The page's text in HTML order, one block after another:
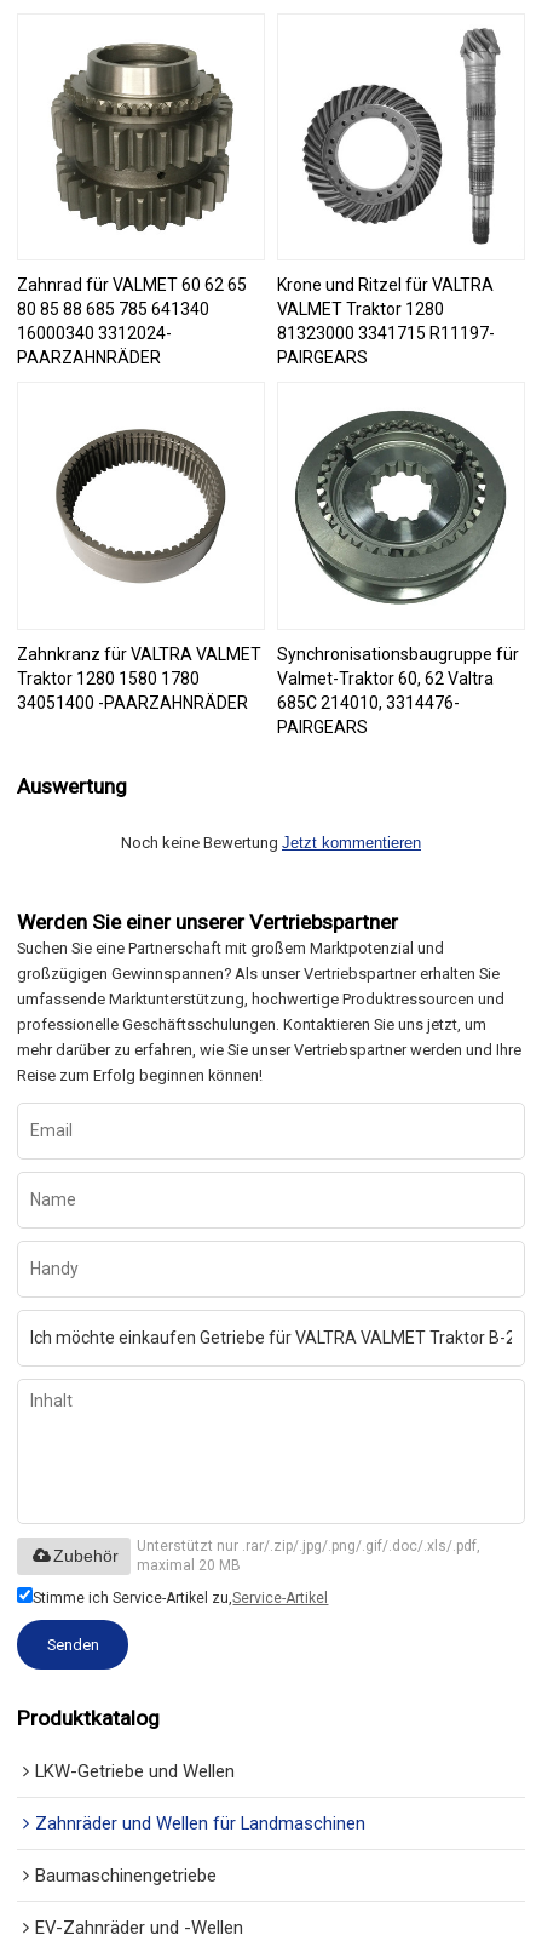
Zahnrad für VALMET 60 62 65
80 85 88 685 785 641340
16000340 3312024-
PAARZAHNRÄDER
Krone und Ritzel für VALTRA
VALMET Traktor 1280
81323000 3341715 R11197-
PAIRGEARS
Zahnkranz für VALTRA VALMET
Traktor 1280 1580 1780
34051400 -PAARZAHNRÄDER
Synchronisationsbaugruppe für
Valmet-Traktor 60, 62 Valtra
685C 214010, 3314476-
PAIRGEARS
Auswertung
Noch keine Bewertung Jetzt kommentieren
Werden Sie einer unserer Vertriebspartner
Suchen Sie eine Partnerschaft mit großem Marktpotenzial und
großzügigen Gewinnspannen? Als unser Vertriebspartner erhalten Sie
umfassende Marktunterstützung, hochwertige Produktressourcen und
professionelle Geschäftsschulungen. Kontaktieren Sie uns jetzt, um
mehr darüber zu erfahren, wie Sie unser Vertriebspartner werden und Ihre
Reise zum Erfolg beginnen können!
Unterstützt nur .rar/.zip/.jpg/.png/.gif/.doc/.xls/.pdf,
maximal 20 MB
Zubehör
Stimme ich Service-Artikel zu,Service-Artikel
Senden
Produktkatalog
LKW-Getriebe und Wellen
Zahnräder und Wellen für Landmaschinen
Baumaschinengetriebe
EV-Zahnräder und -Wellen